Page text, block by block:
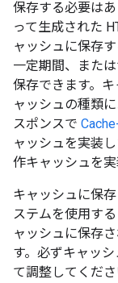
保存する必要は
って生成された
ャッシュに保存
一定期間、また
保存できます。
ャッシュの種類
スポンスで
ャッシュを実装し
作キャッシュを実
キャッシュに保
ステムを使用す
ャッシュに保存
す。必ずキャッ
て調整してくださ